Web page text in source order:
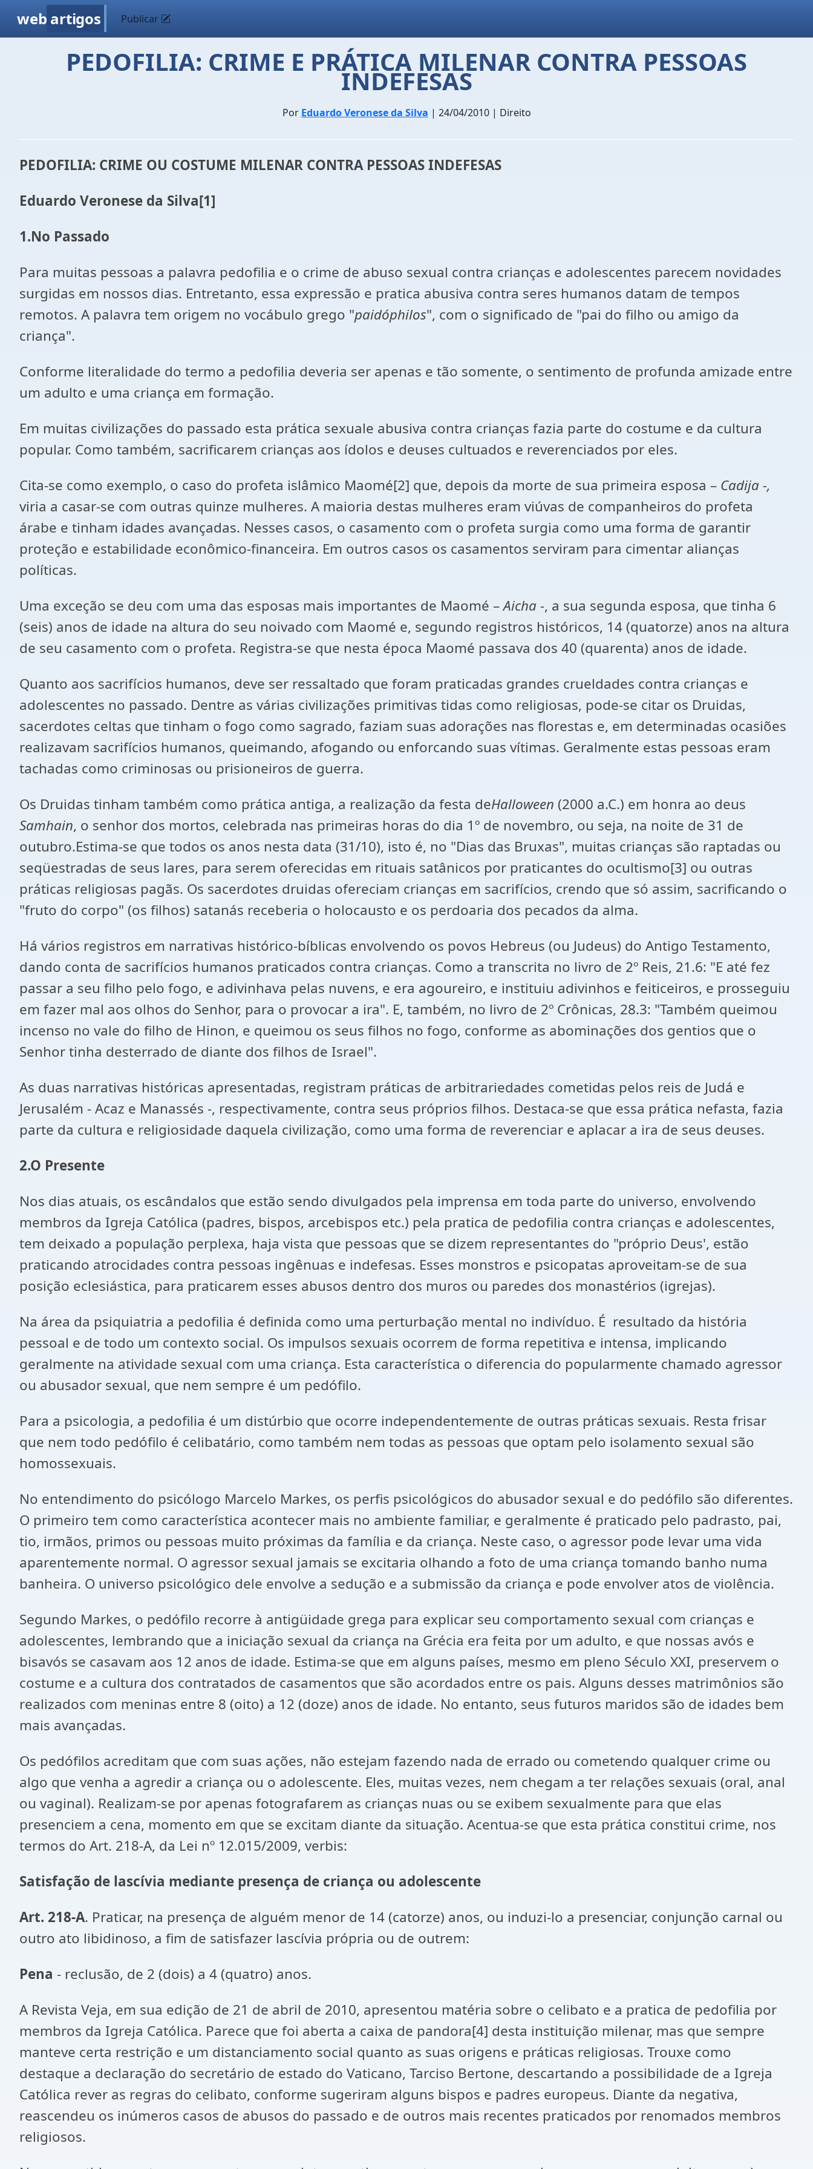
web artigos Publicar
PEDOFILIA: CRIME E PRÁTICA MILENAR CONTRA PESSOAS
INDEFESAS
Por Eduardo Veronese da Silva | 24/04/2010 | Direito
PEDOFILIA: CRIME OU COSTUME MILENAR CONTRA PESSOAS INDEFESAS
Eduardo Veronese da Silva[1]
1.No Passado
Para muitas pessoas a palavra pedofilia e o crime de abuso sexual contra crianças e adolescentes parecem novidades
surgidas em nossos dias. Entretanto, essa expressão e pratica abusiva contra seres humanos datam de tempos
remotos. A palavra tem origem no vocábulo grego "paidóphilos", com o significado de "pai do filho ou amigo da
criança".
Conforme literalidade do termo a pedofilia deveria ser apenas e tão somente, o sentimento de profunda amizade entre
um adulto e uma criança em formação.
Em muitas civilizações do passado esta prática sexuale abusiva contra crianças fazia parte do costume e da cultura
popular. Como também, sacrificarem crianças aos ídolos e deuses cultuados e reverenciados por eles.
Cita-se como exemplo, o caso do profeta islâmico Maomé[2] que, depois da morte de sua primeira esposa – Cadija -,
viria a casar-se com outras quinze mulheres. A maioria destas mulheres eram viúvas de companheiros do profeta
árabe e tinham idades avançadas. Nesses casos, o casamento com o profeta surgia como uma forma de garantir
proteção e estabilidade econômico-financeira. Em outros casos os casamentos serviram para cimentar alianças
políticas.
Uma exceção se deu com uma das esposas mais importantes de Maomé –Aicha -, a sua segunda esposa, que tinha 6
(seis) anos de idade na altura do seu noivado com Maomé e, segundo registros históricos, 14 (quatorze) anos na altura
de seu casamento com o profeta. Registra-se que nesta época Maomé passava dos 40 (quarenta) anos de idade.
Quanto aos sacrifícios humanos, deve ser ressaltado que foram praticadas grandes crueldades contra crianças e
adolescentes no passado. Dentre as várias civilizações primitivas tidas como religiosas, pode-se citar os Druidas,
sacerdotes celtas que tinham o fogo como sagrado, faziam suas adorações nas florestas e, em determinadas ocasiões
realizavam sacrifícios humanos, queimando, afogando ou enforcando suas vítimas. Geralmente estas pessoas eram
tachadas como criminosas ou prisioneiros de guerra.
Os Druidas tinham também como prática antiga, a realização da festa deHalloween (2000 a.C.) em honra ao deus
Samhain, o senhor dos mortos, celebrada nas primeiras horas do dia 1º de novembro, ou seja, na noite de 31 de
outubro.Estima-se que todos os anos nesta data (31/10), isto é, no "Dias das Bruxas", muitas crianças são raptadas ou
seqüestradas de seus lares, para serem oferecidas em rituais satânicos por praticantes do ocultismo[3] ou outras
práticas religiosas pagãs. Os sacerdotes druidas ofereciam crianças em sacrifícios, crendo que só assim, sacrificando o
"fruto do corpo" (os filhos) satanás receberia o holocausto e os perdoaria dos pecados da alma.
Há vários registros em narrativas histórico-bíblicas envolvendo os povos Hebreus (ou Judeus) do Antigo Testamento,
dando conta de sacrifícios humanos praticados contra crianças. Como a transcrita no livro de 2º Reis, 21.6: "E até fez
passar a seu filho pelo fogo, e adivinhava pelas nuvens, e era agoureiro, e instituiu adivinhos e feiticeiros, e prosseguiu
em fazer mal aos olhos do Senhor, para o provocar a ira". E, também, no livro de 2º Crônicas, 28.3: "Também queimou
incenso no vale do filho de Hinon, e queimou os seus filhos no fogo, conforme as abominações dos gentios que o
Senhor tinha desterrado de diante dos filhos de Israel".
As duas narrativas históricas apresentadas, registram práticas de arbitrariedades cometidas pelos reis de Judá e
Jerusalém - Acaz e Manassés -, respectivamente, contra seus próprios filhos. Destaca-se que essa prática nefasta, fazia
parte da cultura e religiosidade daquela civilização, como uma forma de reverenciar e aplacar a ira de seus deuses.
2.O Presente
Nos dias atuais, os escândalos que estão sendo divulgados pela imprensa em toda parte do universo, envolvendo
membros da Igreja Católica (padres, bispos, arcebispos etc.) pela pratica de pedofilia contra crianças e adolescentes,
tem deixado a população perplexa, haja vista que pessoas que se dizem representantes do "próprio Deus', estão
praticando atrocidades contra pessoas ingênuas e indefesas. Esses monstros e psicopatas aproveitam-se de sua
posição eclesiástica, para praticarem esses abusos dentro dos muros ou paredes dos monastérios (igrejas).
Na área da psiquiatria a pedofilia é definida como uma perturbação mental no indivíduo. É resultado da história
pessoal e de todo um contexto social. Os impulsos sexuais ocorrem de forma repetitiva e intensa, implicando
geralmente na atividade sexual com uma criança. Esta característica o diferencia do popularmente chamado agressor
ou abusador sexual, que nem sempre é um pedófilo.
Para a psicologia, a pedofilia é um distúrbio que ocorre independentemente de outras práticas sexuais. Resta frisar
que nem todo pedófilo é celibatário, como também nem todas as pessoas que optam pelo isolamento sexual são
homossexuais.
No entendimento do psicólogo Marcelo Markes, os perfis psicológicos do abusador sexual e do pedófilo são diferentes.
O primeiro tem como característica acontecer mais no ambiente familiar, e geralmente é praticado pelo padrasto, pai,
tio, irmãos, primos ou pessoas muito próximas da família e da criança. Neste caso, o agressor pode levar uma vida
aparentemente normal. O agressor sexual jamais se excitaria olhando a foto de uma criança tomando banho numa
banheira. O universo psicológico dele envolve a sedução e a submissão da criança e pode envolver atos de violência.
Segundo Markes, o pedófilo recorre à antigüidade grega para explicar seu comportamento sexual com crianças e
adolescentes, lembrando que a iniciação sexual da criança na Grécia era feita por um adulto, e que nossas avós e
bisavós se casavam aos 12 anos de idade. Estima-se que em alguns países, mesmo em pleno Século XXI, preservem o
costume e a cultura dos contratados de casamentos que são acordados entre os pais. Alguns desses matrimônios são
realizados com meninas entre 8 (oito) a 12 (doze) anos de idade. No entanto, seus futuros maridos são de idades bem
mais avançadas.
Os pedófilos acreditam que com suas ações, não estejam fazendo nada de errado ou cometendo qualquer crime ou
algo que venha a agredir a criança ou o adolescente. Eles, muitas vezes, nem chegam a ter relações sexuais (oral, anal
ou vaginal). Realizam-se por apenas fotografarem as crianças nuas ou se exibem sexualmente para que elas
presenciem a cena, momento em que se excitam diante da situação. Acentua-se que esta prática constitui crime, nos
termos do Art. 218-A, da Lei nº 12.015/2009, verbis:
Satisfação de lascívia mediante presença de criança ou adolescente
Art. 218-A. Praticar, na presença de alguém menor de 14 (catorze) anos, ou induzi-lo a presenciar, conjunção carnal ou
outro ato libidinoso, a fim de satisfazer lascívia própria ou de outrem:
Pena - reclusão, de 2 (dois) a 4 (quatro) anos.
A Revista Veja, em sua edição de 21 de abril de 2010, apresentou matéria sobre o celibato e a pratica de pedofilia por
membros da Igreja Católica. Parece que foi aberta a caixa de pandora[4] desta instituição milenar, mas que sempre
manteve certa restrição e um distanciamento social quanto as suas origens e práticas religiosas. Trouxe como
destaque a declaração do secretário de estado do Vaticano, Tarciso Bertone, descartando a possibilidade de a Igreja
Católica rever as regras do celibato, conforme sugeriram alguns bispos e padres europeus. Diante da negativa,
reascendeu os inúmeros casos de abusos do passado e de outros mais recentes praticados por renomados membros
religiosos.